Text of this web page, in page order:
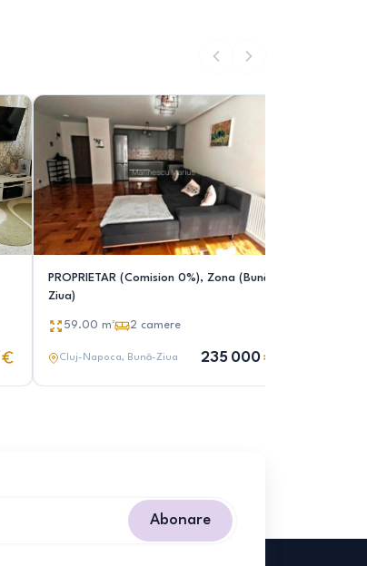
PROPRIETAR (Comision 0%), Zona (Bună
Ziua)
59.00 m² 2 camere
Cluj-Napoca, Bună-Ziua 235 000
Abonare